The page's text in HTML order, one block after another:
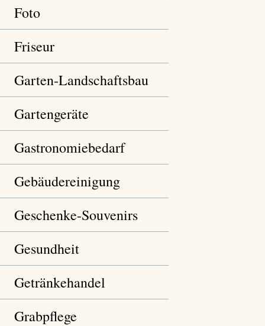
Foto
Friseur
Garten-Landschaftsbau
Gartengeräte
Gastronomiebedarf
Gebäudereinigung
Geschenke-Souvenirs
Gesundheit
Getränkehandel
Grabpflege